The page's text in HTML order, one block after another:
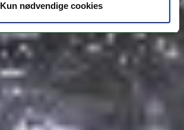
Kun nødvendige cookies